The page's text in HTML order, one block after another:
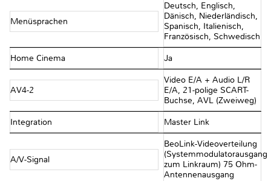
Menüsprachen
Deutsch, Englisch,
Dänisch, Niederländisch,
Spanisch, Italienisch,
Französisch, Schwedisch
Home Cinema Ja
AV4-2
Video E/A + Audio L/R
E/A, 21-polige SCART-
Buchse, AVL (Zweiweg)
Integration Master Link
A/V-Signal
BeoLink-Videoverteilung
(Systemmodulatorausgang
zum Linkraum) 75 Ohm-
Antennenausgang